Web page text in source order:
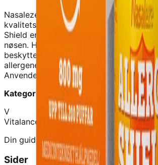
Nasaleze Allergy Shield - 0,8G -
kvalitetskosttilskud fra
Signaturshop.
Shield er en nøsespray i pulverform,
nøsen. Her danner pulveret en gel og
beskyttende barriere, der fanger og
allergener som passerer gennem nøsen
Anvendelse: Brug Nasaleze
Kategori:
Medicinsk Udstyr
V
Vitalance
Din guide til at finde de bedste
Sider